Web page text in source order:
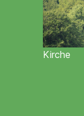
Kirche